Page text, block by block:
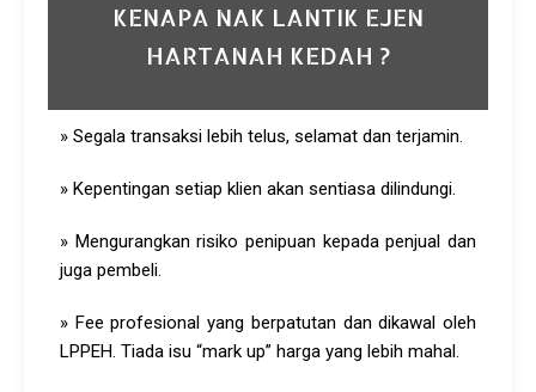
KENAPA NAK LANTIK EJEN
HARTANAH KEDAH ?
» Segala transaksi lebih telus, selamat dan terjamin.
» Kepentingan setiap klien akan sentiasa dilindungi.
» Mengurangkan risiko penipuan kepada penjual dan
juga pembeli.
» Fee profesional yang berpatutan dan dikawal oleh
LPPEH. Tiada isu “mark up” harga yang lebih mahal.